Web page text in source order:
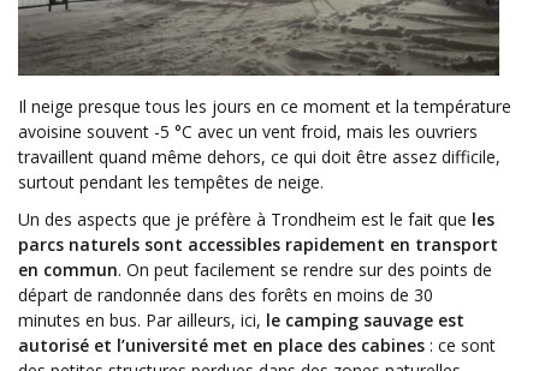
Il neige presque tous les jours en ce moment et la température
avoisine souvent -5 °C avec un vent froid, mais les ouvriers
travaillent quand même dehors, ce qui doit être assez difficile,
surtout pendant les tempêtes de neige.
Un des aspects que je préfère à Trondheim est le fait que les
parcs naturels sont accessibles rapidement en transport
en commun. On peut facilement se rendre sur des points de
départ de randonnée dans des forêts en moins de 30
minutes en bus. Par ailleurs, ici, le camping sauvage est
autorisé et l’université met en place des cabines : ce sont